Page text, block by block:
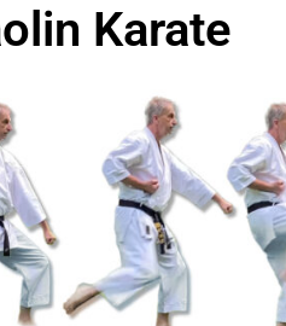
Karate